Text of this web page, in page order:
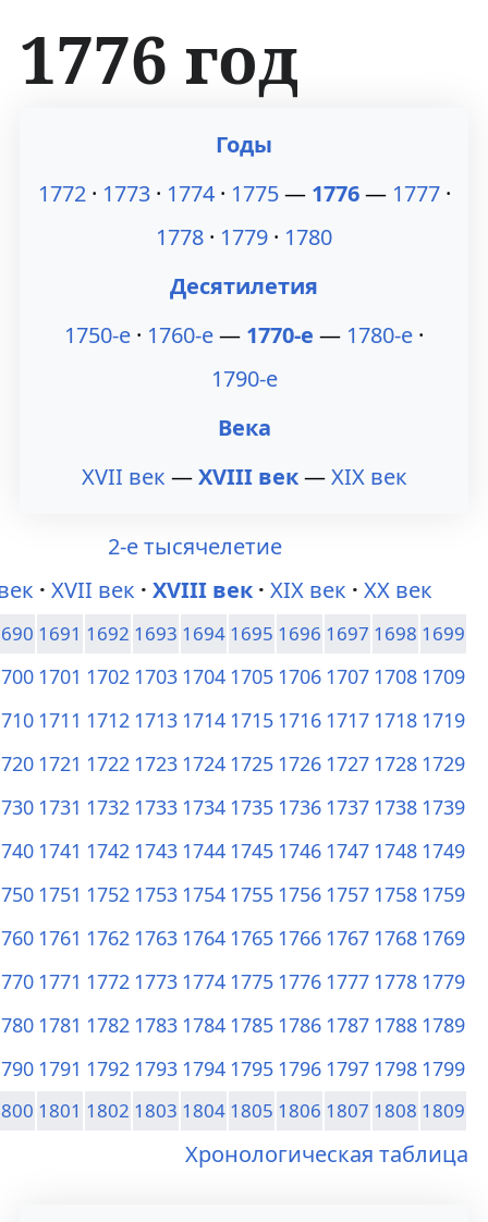
1776 год
и
с
Годы
1772 · 1773 · 1774 · 1775— 1776— 1777 ·
1778 · 1779 · 1780
Десятилетия
1750-е · 1760-е— 1770-е — 1780-е ·
1790-е
Века
XVII век —XVIII век—XIX век
2-е тысячелетие
XVII век XVIII век XIX век XX век
1691 1692 1693 1694 1695 1696 1697 1698 1699
1701 1702 1703 1704 1705 1706 1707 1708 1709
1711 1712 1713 1714 1715 1716 1717 1718 1719
1721 1722 1723 1724 1725 1726 1727 1728 1729
1731 1732 1733 1734 1735 1736 1737 1738 1739
1741 1742 1743 1744 1745 1746 1747 1748 1749
1751 1752 1753 1754 1755 1756 1757 1758 1759
1761 1762 1763 1764 1765 1766 1767 1768 1769
1771 1772 1773 1774 1775 1776 1777 1778 1779
1781 1782 1783 1784 1785 1786 1787 1788 1789
1791 1792 1793 1794 1795 1796 1797 1798 1799
1801 1802 1803 1804 1805 1806 1807 1808 1809
Хронологическая таблица